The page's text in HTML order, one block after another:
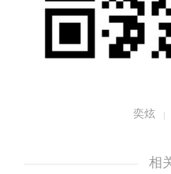
内饰方面，新车搭载
屏、一体式皮质打孔
统、坡道辅助系统、
节、手机无线充电，
奕炫
相